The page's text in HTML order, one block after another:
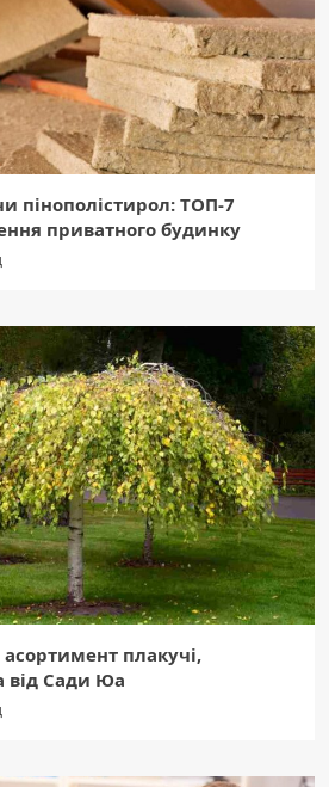
пінополістирол: ТОП-7
приватного будинку
плакучі,
від Сади Юа